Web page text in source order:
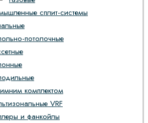
сплит-системы
потолочные
комплектом
VRF
и фанкойлы